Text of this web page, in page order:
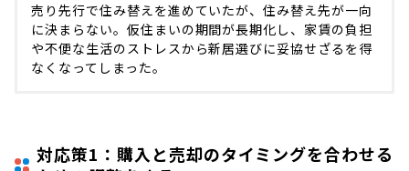
売り先行で住み替えを進めていたが、住み替え先が一向
に決まらない。仮住まいの期間が長期化し、家賃の負担
や不便な生活のストレスから新居選びに妥協せざるを得
なくなってしまった。
対応策1：購入と売却のタイミングを合わせる